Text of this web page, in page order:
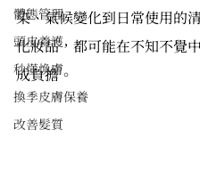
體態管理
頭皮養護
秒懂煥膚
換季皮膚保養
改善髮質
染、氣候變化到日常使用的
化妝品，都可能在不知不覺
成負擔。